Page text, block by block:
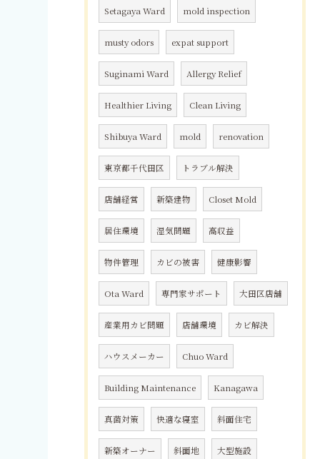
Setagaya Ward mold inspection
musty odors expat support
Suginami Ward Allergy Relief
Healthier Living Clean Living
Shibuya Ward mold renovation
東京都千代田区 トラブル解決
店舗経営 新築建物 Closet Mold
居住環境 湿気問題 高収益
物件管理 カビの被害 健康影響
Ota Ward 専門家サポート 大田区店舗
産業用カビ問題 店舗環境 カビ解決
ハウスメーカー Chuo Ward
Building Maintenance Kanagawa
真菌対策 快適な寝室 斜面住宅
新築オーナー 斜面地 大型施設